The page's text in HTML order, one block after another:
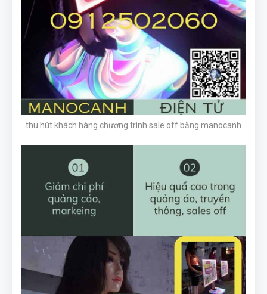
thu hút khách hàng chương trình sale off bằng manocanh